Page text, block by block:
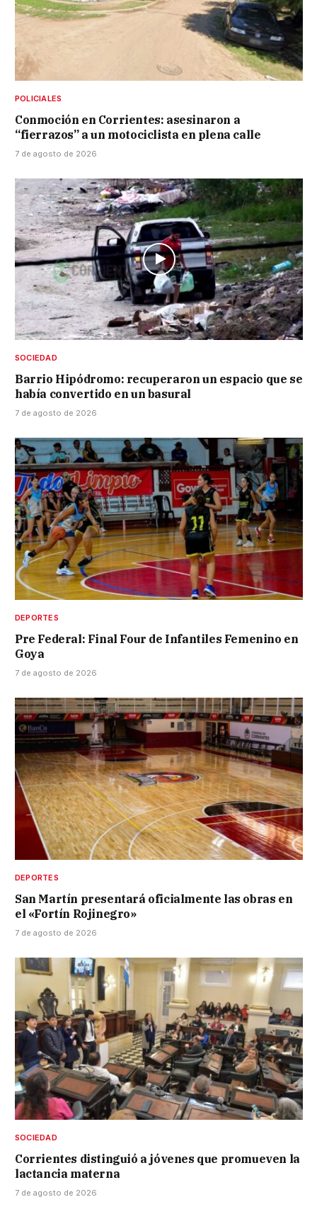
POLICIALES
Conmoción en Corrientes: asesinaron a
“fierrazos” a un motociclista en plena calle
7 de agosto de 2026
SOCIEDAD
Barrio Hipódromo: recuperaron un espacio que se
había convertido en un basural
7 de agosto de 2026
DEPORTES
Pre Federal: Final Four de Infantiles Femenino en
Goya
7 de agosto de 2026
DEPORTES
San Martín presentará oficialmente las obras en
el «Fortín Rojinegro»
7 de agosto de 2026
SOCIEDAD
Corrientes distinguió a jóvenes que promueven la
lactancia materna
7 de agosto de 2026